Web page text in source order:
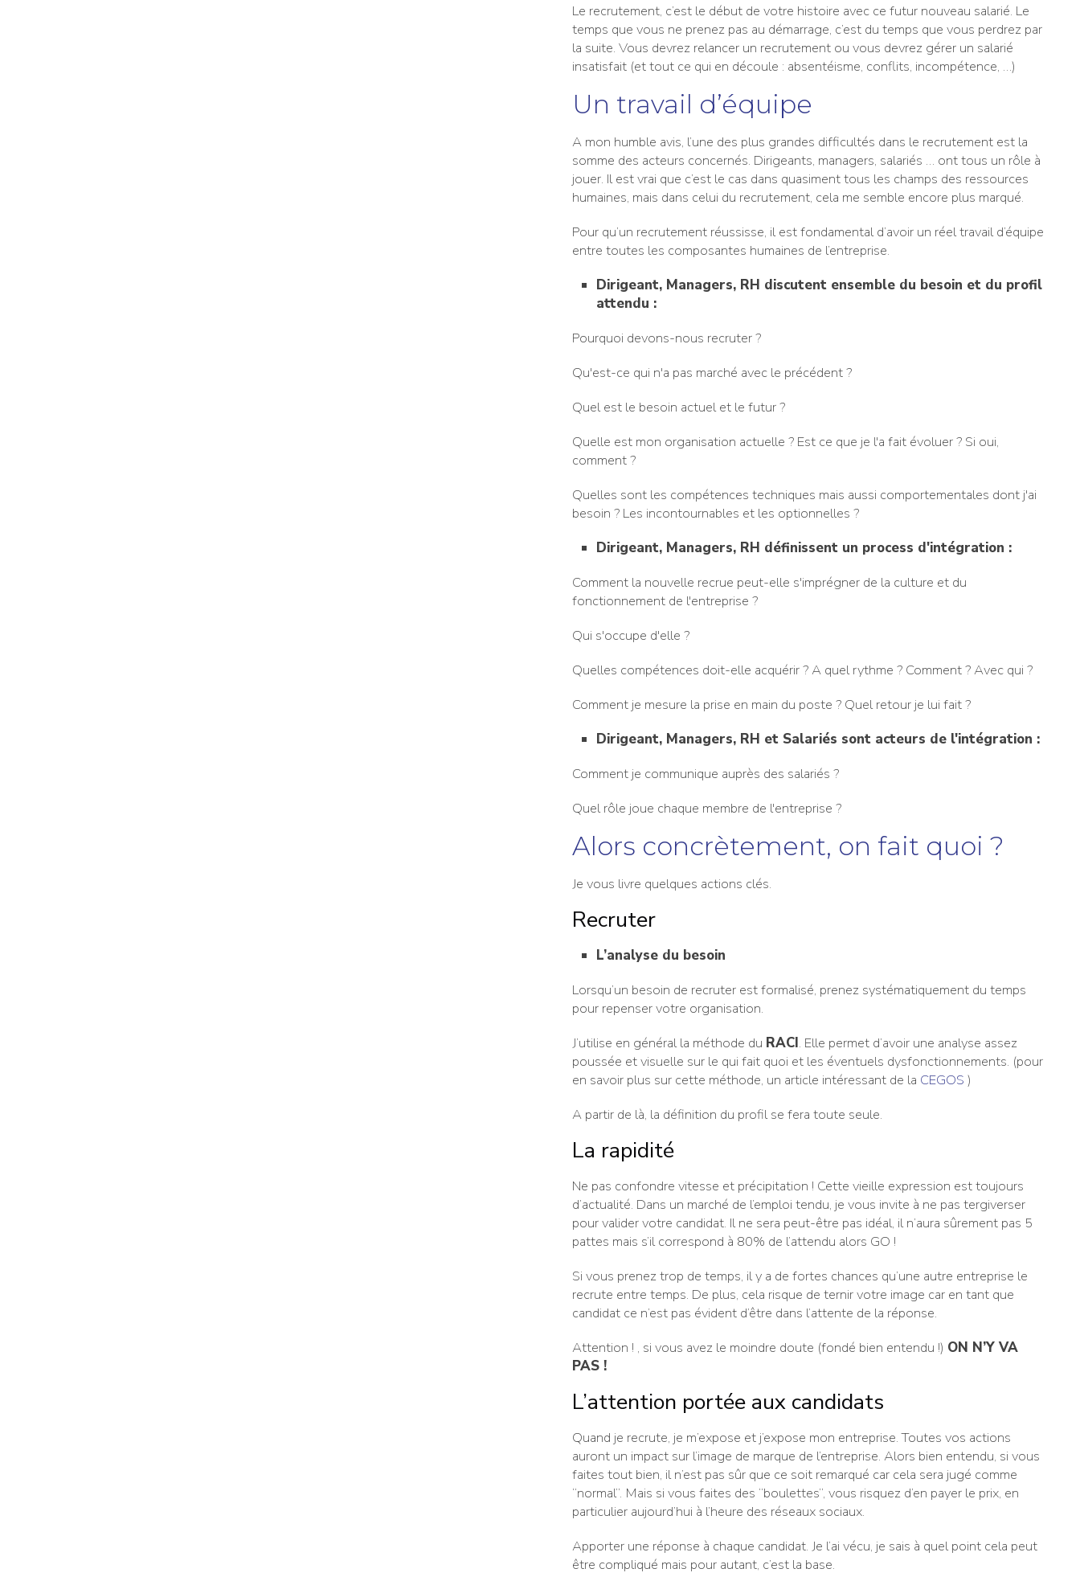
Le recrutement, c’est le début de votre histoire avec ce futur nouveau salarié. Le
temps que vous ne prenez pas au démarrage, c’est du temps que vous perdrez par
la suite. Vous devrez relancer un recrutement ou vous devrez gérer un salarié
insatisfait (et tout ce qui en découle : absentéisme, conflits, incompétence, …)
Un travail d’équipe
A mon humble avis, l’une des plus grandes difficultés dans le recrutement est la
somme des acteurs concernés. Dirigeants, managers, salariés … ont tous un rôle à
jouer. Il est vrai que c’est le cas dans quasiment tous les champs des ressources
humaines, mais dans celui du recrutement, cela me semble encore plus marqué.
Pour qu’un recrutement réussisse, il est fondamental d’avoir un réel travail d’équipe
entre toutes les composantes humaines de l’entreprise.
Dirigeant, Managers, RH discutent ensemble du besoin et du profil
attendu :
Pourquoi devons-nous recruter ?
Qu'est-ce qui n'a pas marché avec le précédent ?
Quel est le besoin actuel et le futur ?
Quelle est mon organisation actuelle ? Est ce que je l'a fait évoluer ? Si oui,
comment ?
Quelles sont les compétences techniques mais aussi comportementales dont j'ai
besoin ? Les incontournables et les optionnelles ?
Dirigeant, Managers, RH définissent un process d'intégration :
Comment la nouvelle recrue peut-elle s'imprégner de la culture et du
fonctionnement de l'entreprise ?
Qui s'occupe d'elle ?
Quelles compétences doit-elle acquérir ? A quel rythme ? Comment ? Avec qui ?
Comment je mesure la prise en main du poste ? Quel retour je lui fait ?
Dirigeant, Managers, RH et Salariés sont acteurs de l'intégration :
Comment je communique auprès des salariés ?
Quel rôle joue chaque membre de l'entreprise ?
Alors concrètement, on fait quoi ?
Je vous livre quelques actions clés.
Recruter
L’analyse du besoin
Lorsqu’un besoin de recruter est formalisé, prenez systématiquement du temps
pour repenser votre organisation.
J’utilise en général la méthode du RACI. Elle permet d’avoir une analyse assez
poussée et visuelle sur le qui fait quoi et les éventuels dysfonctionnements. (pour
en savoir plus sur cette méthode, un article intéressant de la CEGOS )
A partir de là, la définition du profil se fera toute seule.
La rapidité
Ne pas confondre vitesse et précipitation ! Cette vieille expression est toujours
d’actualité. Dans un marché de l’emploi tendu, je vous invite à ne pas tergiverser
pour valider votre candidat. Il ne sera peut-être pas idéal, il n’aura sûrement pas 5
pattes mais s’il correspond à 80% de l’attendu alors GO !
Si vous prenez trop de temps, il y a de fortes chances qu’une autre entreprise le
recrute entre temps. De plus, cela risque de ternir votre image car en tant que
candidat ce n’est pas évident d’être dans l’attente de la réponse.
Attention ! , si vous avez le moindre doute (fondé bien entendu !) ON N’Y VA
PAS !
L’attention portée aux candidats
Quand je recrute, je m’expose et j’expose mon entreprise. Toutes vos actions
auront un impact sur l’image de marque de l’entreprise. Alors bien entendu, si vous
faites tout bien, il n’est pas sûr que ce soit remarqué car cela sera jugé comme
“normal”. Mais si vous faites des “boulettes”, vous risquez d’en payer le prix, en
particulier aujourd’hui à l’heure des réseaux sociaux.
Apporter une réponse à chaque candidat. Je l’ai vécu, je sais à quel point cela peut
être compliqué mais pour autant, c’est la base.